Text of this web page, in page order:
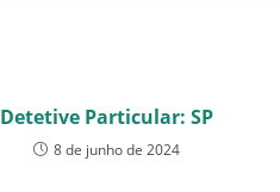
Detetive Particular: SP
8 de junho de 2024